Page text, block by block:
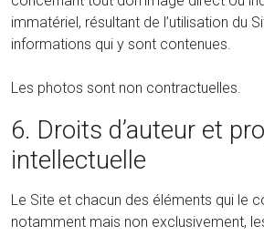
immatériel, résultant de l’utilisation du
informations qui y sont contenues.
Les photos sont non contractuelles.
6. Droits d’auteur et
intellectuelle
Le Site et chacun des éléments qui le
notamment mais non exclusivement,